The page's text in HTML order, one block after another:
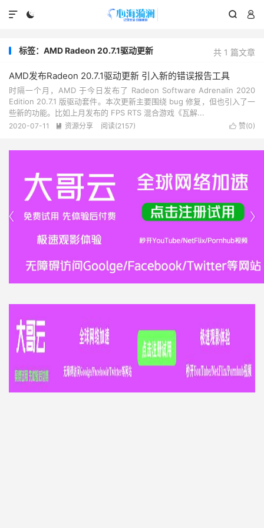
  

共 1 篇文章
标签：AMD Radeon 20.7.1驱动更新
AMD发布Radeon 20.7.1驱动更新 引入新的错误报告工具
时隔一个月，AMD 于今日发布了 Radeon Software Adrenalin 2020
Edition 20.7.1 版驱动套件。本次更新主要围绕 bug 修复，但也引入了一
些新的功能。比如上月发布的 FPS RTS 混合游戏《瓦解...
 赞(0)
2020-07-11  资源分享 阅读(2157)

